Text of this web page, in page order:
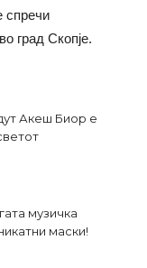
спречи
град Скопје.
Акеш Биор е
музичка
маски!